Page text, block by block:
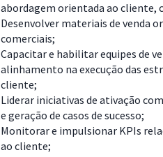
abordagem orientada ao cliente,
Desenvolver materiais de venda
comerciais;
Capacitar e habilitar equipes de
alinhamento na execução das
cliente;
Liderar iniciativas de ativação
e geração de casos de sucesso;
Monitorar e impulsionar KPIs
ao cliente;